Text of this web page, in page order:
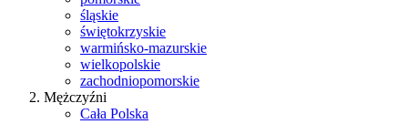
śląskie
świętokrzyskie
warmińsko-mazurskie
wielkopolskie
zachodniopomorskie
Mężczyźni
Cała Polska